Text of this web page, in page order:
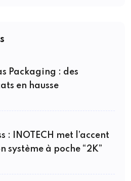
Packaging : des
en hausse
: INOTECH met l’accent
système à poche “2K”